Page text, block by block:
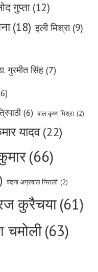
गुप्ता (12)
(18) इली मिश्रा (9)
गुरमीत सिंह (7)
(6) बाल कृष्ण मिश्रा (2)
यादव(22)
(66)
वंदना अग्रवाल निराली (2)
कुरैचया(61)
चमोली(63)